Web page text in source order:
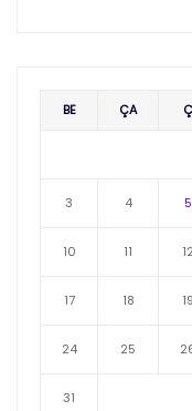
BE ÇA Ç
3 4 5
10 11 12
17 18 19
24 25
31